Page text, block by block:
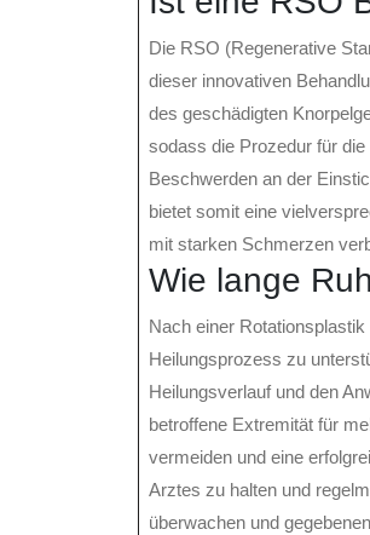
Die RSO (Regenerative
dieser innovativen
des geschädigten
sodass die Prozedur für
Beschwerden an der
bietet somit eine
mit starken Schmerzen
Wie lange
Nach einer
Heilungsprozess zu
Heilungsverlauf und den
betroffene Extremität für
vermeiden und eine
Arztes zu halten und
überwachen und